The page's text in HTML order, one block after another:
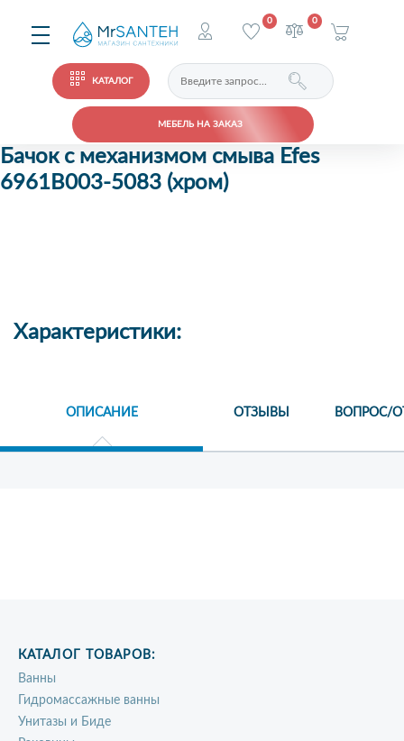
КАТАЛОГ
МЕБЕЛЬ НА ЗАКАЗ
0 0
Бачок с механизмом смыва Efes
6961B003-5083 (хром)
Характеристики:
ОПИСАНИЕ ОТЗЫВЫ ВОПРОС/
КАТАЛОГ ТОВАРОВ:
Ванны
Гидромассажные ванны
Унитазы и Биде